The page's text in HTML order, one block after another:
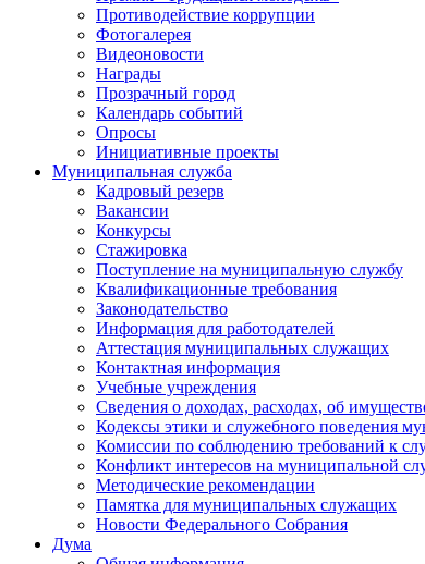
Противодействие коррупции
Фотогалерея
Видеоновости
Награды
Прозрачный город
Календарь событий
Опросы
Инициативные проекты
Муниципальная служба
Кадровый резерв
Вакансии
Конкурсы
Стажировка
Поступление на муниципальную службу
Квалификационные требования
Законодательство
Информация для работодателей
Аттестация муниципальных служащих
Контактная информация
Учебные учреждения
Сведения о доходах, расходах, об
Кодексы этики и служебного поведения
Комиссии по соблюдению требований к
Конфликт интересов на муниципальной
Методические рекомендации
Памятка для муниципальных служащих
Новости Федерального Cобрания
Дума